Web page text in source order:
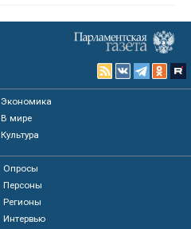
Экономика
В мире
Культура
Опросы
Персоны
Регионы
Интервью